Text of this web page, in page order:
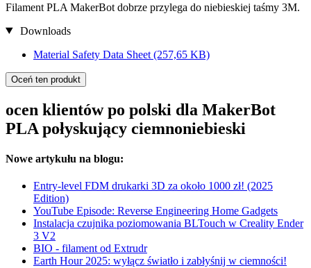
Filament PLA MakerBot dobrze przylega do niebieskiej taśmy 3M.
Downloads
Material Safety Data Sheet (257,65 KB)
Oceń ten produkt
ocen klientów po polski dla MakerBot
PLA połyskujący ciemnoniebieski
Nowe artykułu na blogu:
Entry-level FDM drukarki 3D za około 1000 zł! (2025
Edition)
YouTube Episode: Reverse Engineering Home Gadgets
Instalacja czujnika poziomowania BLTouch w Creality Ender
3 V2
BIO - filament od Extrudr
Earth Hour 2025: wyłącz światło i zabłyśnij w ciemności!